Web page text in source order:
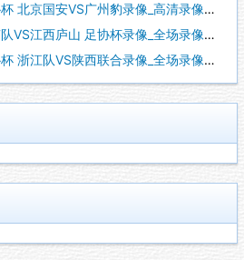
国安VS广州豹录像_高清录像【全场回放】
西庐山 足协杯录像_全场录像【视频集锦】
队VS陕西联合录像_全场录像【高清回放】